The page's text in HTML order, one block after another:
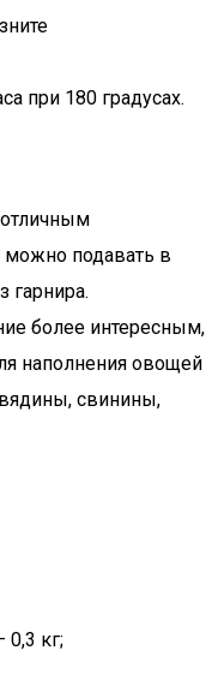
при 180 градусах.
подавать в
гарнира.
более интересным,
наполнения овощей
свинины,
0,3 кг;